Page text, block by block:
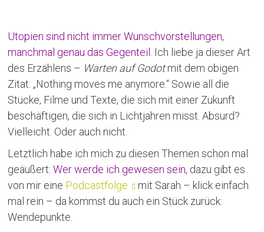
Utopien sind nicht immer Wunschvorstellungen,
manchmal genau das Gegenteil. Ich liebe ja dieser Art
des Erzählens – Warten auf Godotmit dem obigen
Zitat: „Nothing moves me anymore.“ Sowie all die
Stücke, Filme und Texte, die sich mit einer Zukunft
beschäftigen, die sich in Lichtjahren misst. Absurd?
Vielleicht. Oder auch nicht.
Letztlich habe ich mich zu diesen Themen schon mal
geäußert:Wer werde ich gewesen sein, dazu gibt es
von mir eine Podcastfolge
mit Sarah – klick einfach
mal rein – da kommst du auch ein Stück zurück:
Wendepunkte.